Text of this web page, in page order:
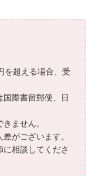
を超える場合、受
際書留郵便、日
ません。
がございます。
相談してくださ